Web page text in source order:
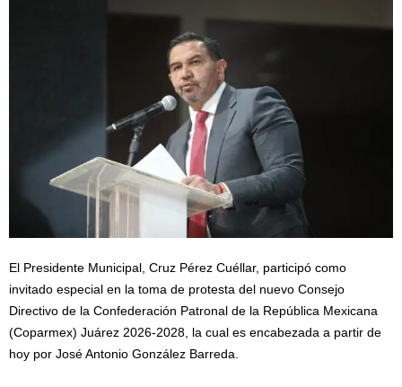
El Presidente Municipal, Cruz Pérez Cuéllar, participó como
invitado especial en la toma de protesta del nuevo Consejo
Directivo de la Confederación Patronal de la República Mexicana
(Coparmex) Juárez 2026-2028, la cual es encabezada a partir de
hoy por José Antonio González Barreda.